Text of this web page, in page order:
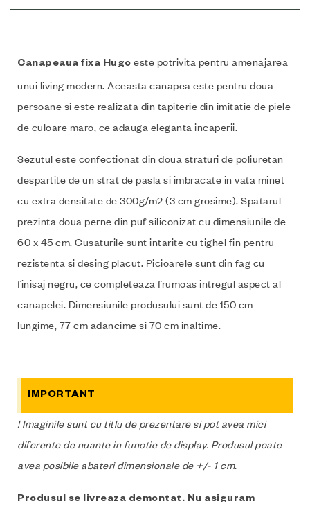
Canapeaua fixa Hugo este potrivita pentru amenajarea
unui living modern. Aceasta canapea este pentru doua
persoane si este realizata din tapiterie din imitatie de piele
de culoare maro, ce adauga eleganta incaperii.
Sezutul este confectionat din doua straturi de poliuretan
despartite de un strat de pasla si imbracate in vata minet
cu extra densitate de 300g/m2 (3 cm grosime). Spatarul
prezinta doua perne din puf siliconizat cu dimensiunile de
60 x 45 cm. Cusaturile sunt intarite cu tighel fin pentru
rezistenta si desing placut. Picioarele sunt din fag cu
finisaj negru, ce completeaza frumoas intregul aspect al
canapelei. Dimensiunile produsului sunt de 150 cm
lungime, 77 cm adancime si 70 cm inaltime.
IMPORTANT
! Imaginile sunt cu titlu de prezentare si pot avea mici
diferente de nuante in functie de display. Produsul poate
avea posibile abateri dimensionale de +/- 1 cm.
Produsul se livreaza demontat. Nu asiguram